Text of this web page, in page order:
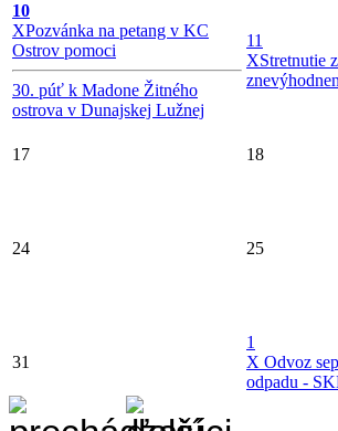
10
XPozvánka na petang v KC
Ostrov pomoci
30. púť k Madone Žitného
ostrova v Dunajskej Lužnej
11
XStretnutie
17 18
24 25
31
1
X Odvoz
odpadu -